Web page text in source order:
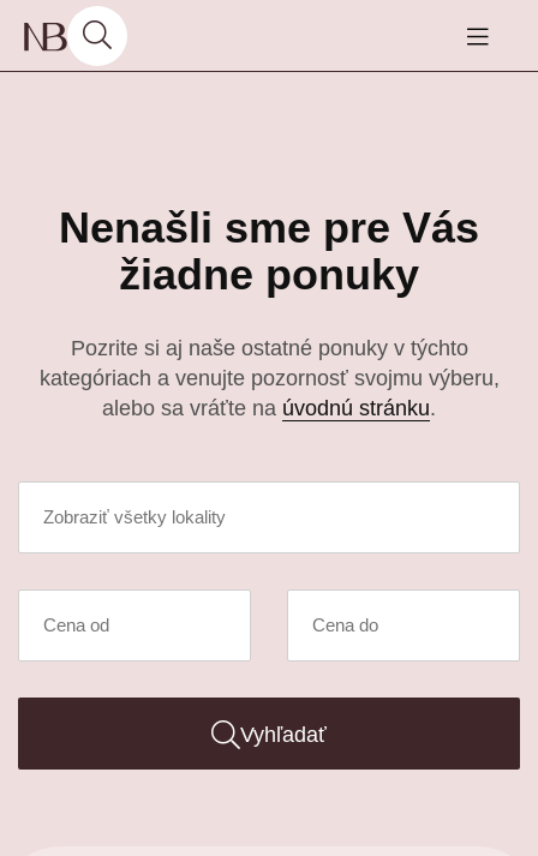
Nenašli sme pre Vás
žiadne ponuky
Pozrite si aj naše ostatné ponuky v týchto
kategóriach a venujte pozornosť svojmu výberu,
alebo sa vráťte na úvodnú stránku.
Vyhľadať